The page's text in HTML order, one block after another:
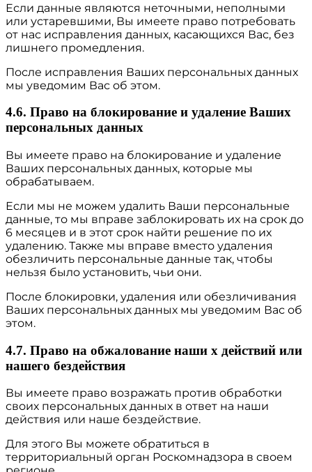
Если данные являются неточными, неполными
или устаревшими, Вы имеете право потребовать
от нас исправления данных, касающихся Вас, без
лишнего промедления.
После исправления Ваших персональных данных
мы уведомим Вас об этом.
4.6. Право на блокирование и удаление Ваших
персональных данных
Вы имеете право на блокирование и удаление
Ваших персональных данных, которые мы
обрабатываем.
Если мы не можем удалить Ваши персональные
данные, то мы вправе заблокировать их на срок до
6 месяцев и в этот срок найти решение по их
удалению. Также мы вправе вместо удаления
обезличить персональные данные так, чтобы
нельзя было установить, чьи они.
После блокировки, удаления или обезличивания
Ваших персональных данных мы уведомим Вас об
этом.
4.7. Право на обжалование наши х действий или
нашего бездействия
Вы имеете право возражать против обработки
своих персональных данных в ответ на наши
действия или наше бездействие.
Для этого Вы можете обратиться в
территориальный орган Роскомнадзора в своем